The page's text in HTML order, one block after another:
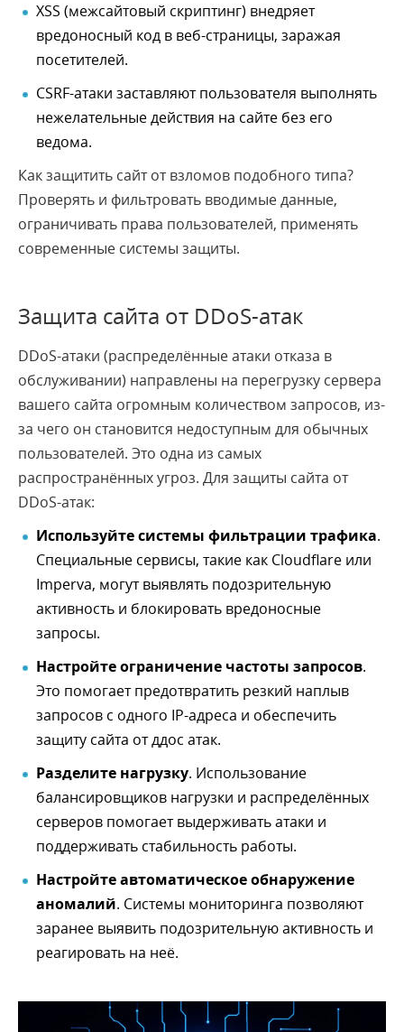
XSS (межсайтовый скриптинг) внедряет
вредоносный код в веб-страницы, заражая
посетителей.
CSRF-атаки заставляют пользователя выполнять
нежелательные действия на сайте без его
ведома.
Как защитить сайт от взломов подобного типа?
Проверять и фильтровать вводимые данные,
ограничивать права пользователей, применять
современные системы защиты.
Защита сайта от DDoS-атак
DDoS-атаки (распределённые атаки отказа в
обслуживании) направлены на перегрузку сервера
вашего сайта огромным количеством запросов, из-
за чего он становится недоступным для обычных
пользователей. Это одна из самых
распространённых угроз. Для защиты сайта от
DDoS-атак:
Используйте системы фильтрации трафика.
Специальные сервисы, такие как Cloudflare или
Imperva, могут выявлять подозрительную
активность и блокировать вредоносные
запросы.
Настройте ограничение частоты запросов.
Это помогает предотвратить резкий наплыв
запросов с одного IP-адреса и обеспечить
защиту сайта от ддос атак.
Разделите нагрузку. Использование
балансировщиков нагрузки и распределённых
серверов помогает выдерживать атаки и
поддерживать стабильность работы.
Настройте автоматическое обнаружение
аномалий. Системы мониторинга позволяют
заранее выявить подозрительную активность и
реагировать на неё.